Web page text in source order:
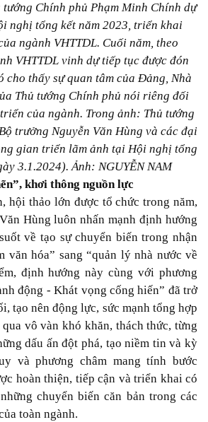
Chính phủ Phạm Minh Chính dự
nghị tổng kết năm 2023, triển khai
ngành VHTTDL. Cuối năm, theo
VHTTDL vinh dự tiếp tục được đón
cho thấy sự quan tâm của Đảng, Nhà
Thủ tướng Chính phủ nói riêng đối
của ngành. Trong ảnh: Thủ tướng
trưởng Nguyễn Văn Hùng và các đại
gian triển lãm ảnh tại Hội nghị tổng
3.1.2024). Ảnh: NGUYỄN NAM
khơi thông nguồn lực
hội thảo lớn được tổ chức trong năm,
Hùng luôn nhấn mạnh định hướng
về tạo sự chuyển biến trong nhận
văn hóa” sang “quản lý nhà nước về
định hướng này cùng với phương
động - Khát vọng cống hiến” đã trở
tạo nên động lực, sức mạnh tổng hợp
vô vàn khó khăn, thách thức, từng
dấu ấn đột phá, tạo niềm tin và kỳ
và phương châm mang tính bước
hoàn thiện, tiếp cận và triển khai có
chuyển biến căn bản trong các
toàn ngành.